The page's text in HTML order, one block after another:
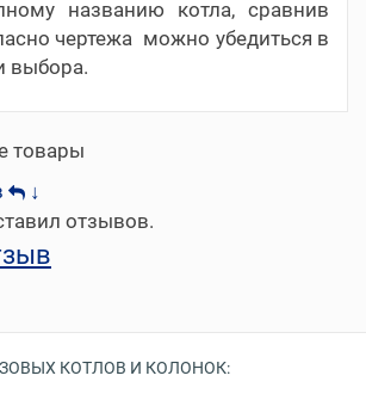
названию котла, сравнив
чертежа можно убедиться в
выбора.
товары
↓
отзывов.
КОТЛОВ И КОЛОНОК: